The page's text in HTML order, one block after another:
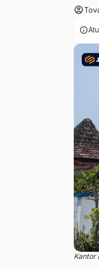
account_circle
info
Kantor